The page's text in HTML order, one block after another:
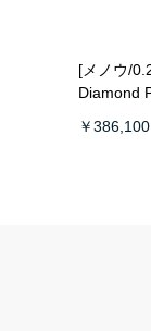
[メノウ/
Diamond
￥386,100